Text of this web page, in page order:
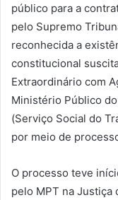
público para a
pelo Supremo
reconhecida a
constitucional
Extraordinário com
Ministério Público
(Serviço Social do
por meio de
O processo teve
pelo MPT na Justiça